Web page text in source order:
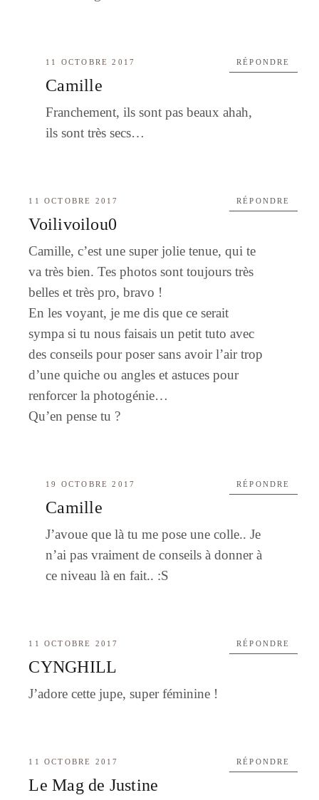
11 OCTOBRE 2017
Camille
Franchement, ils sont pas beaux ahah,
ils sont très secs…
RÉPONDRE
11 OCTOBRE 2017
Voilivoilou0
Camille, c’est une super jolie tenue, qui te
va très bien. Tes photos sont toujours très
belles et très pro, bravo !
En les voyant, je me dis que ce serait
sympa si tu nous faisais un petit tuto avec
des conseils pour poser sans avoir l’air trop
d’une quiche ou angles et astuces pour
renforcer la photogénie…
Qu’en pense tu ?
RÉPONDRE
19 OCTOBRE 2017
Camille
J’avoue que là tu me pose une colle.. Je
n’ai pas vraiment de conseils à donner à
ce niveau là en fait.. :S
RÉPONDRE
11 OCTOBRE 2017
CYNGHILL
J’adore cette jupe, super féminine !
RÉPONDRE
11 OCTOBRE 2017
Le Mag de Justine
RÉPONDRE